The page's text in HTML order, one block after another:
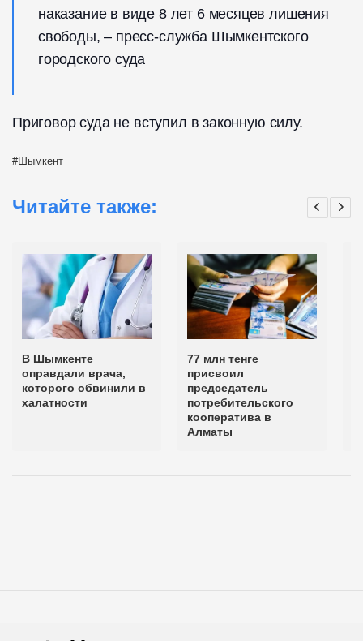
наказание в виде 8 лет 6 месяцев лишения
свободы, – пресс-служба Шымкентского
городского суда
Приговор суда не вступил в законную силу.
Шымкент
Читайте также:
В Шымкенте
оправдали врача,
которого обвинили в
халатности
77 млн тенге
присвоил
председатель
потребительского
кооператива в
Алматы